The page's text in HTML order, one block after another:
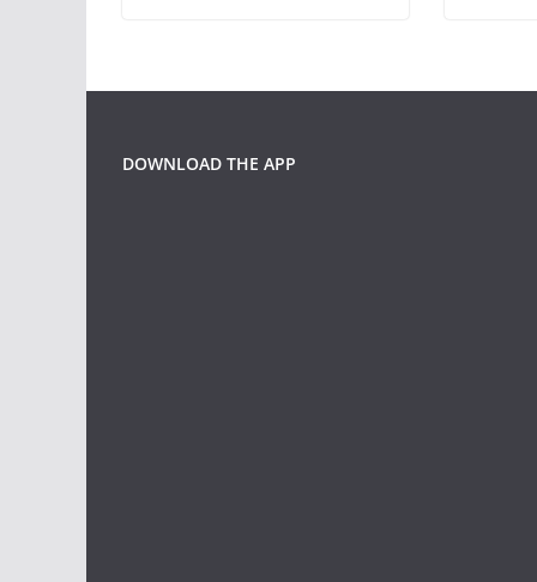
DOWNLOAD THE APP